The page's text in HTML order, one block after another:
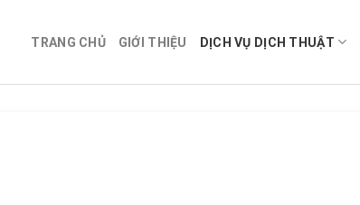
TRANG CHỦ GIỚI THIỆU DỊCH VỤ DỊCH THUẬT